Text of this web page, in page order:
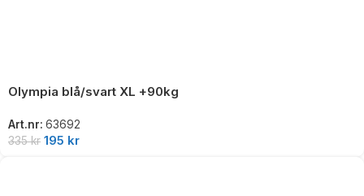
Olympia blå/svart XL +90kg
Art.nr: 63692
335kr 195 kr